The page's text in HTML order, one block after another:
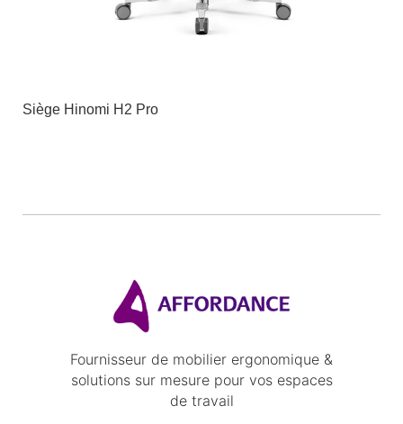
Siège Hinomi H2 Pro
Fournisseur de mobilier ergonomique &
solutions sur mesure pour vos espaces
de travail